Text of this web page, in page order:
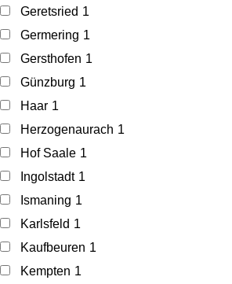
Geretsried 1
Germering 1
Gersthofen 1
Günzburg 1
Haar 1
Herzogenaurach 1
Hof Saale 1
Ingolstadt 1
Ismaning 1
Karlsfeld 1
Kaufbeuren 1
Kempten 1